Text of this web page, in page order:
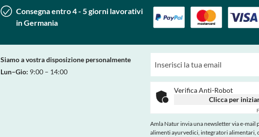
Consegna entro 4 - 5 giorni lavorativi
in Germania
Siamo a vostra disposizione personalmente
Lun–Gio: 9:00 – 14:00
Verifica Anti-Robot
Clicca per
Amla Natur invia una newsletter via e-
alimenti ayurvedici, integratori alimentari,